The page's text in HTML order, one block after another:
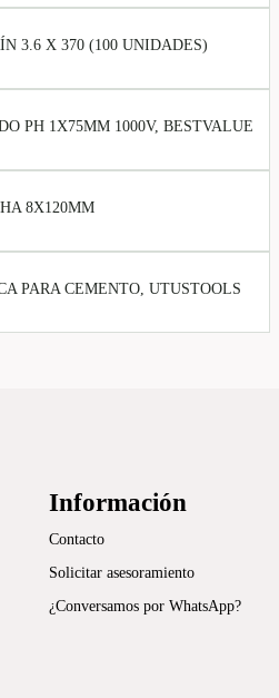
3.6 X 370 (100 UNIDADES)
PH 1X75MM 1000V, BESTVALUE
8X120MM
PARA CEMENTO, UTUSTOOLS
Información
Contacto
Solicitar asesoramiento
¿Conversamos por WhatsApp?